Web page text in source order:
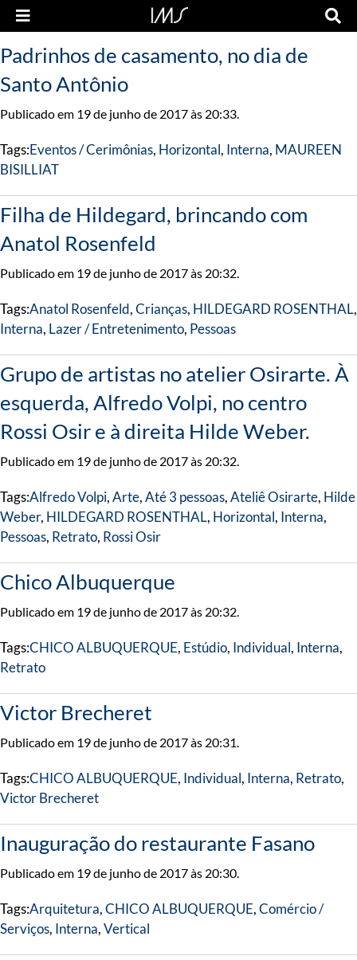
Padrinhos de casamento, no dia de
Santo Antônio
Publicado em 19 de junho de 2017 às 20:33.
Tags:Eventos / Cerimônias, Horizontal, Interna, MAUREEN
BISILLIAT
Filha de Hildegard, brincando com
Anatol Rosenfeld
Publicado em 19 de junho de 2017 às 20:32.
Tags:Anatol Rosenfeld,Crianças, HILDEGARD ROSENTHAL,
Interna, Lazer / Entretenimento, Pessoas
Grupo de artistas no atelier Osirarte. À
esquerda, Alfredo Volpi, no centro
Rossi Osir e à direita Hilde Weber.
Publicado em 19 de junho de 2017 às 20:32.
Tags:Alfredo Volpi,Arte,Até 3 pessoas,Ateliê Osirarte, Hilde
Weber, HILDEGARD ROSENTHAL, Horizontal, Interna,
Pessoas, Retrato, Rossi Osir
Chico Albuquerque
Publicado em 19 de junho de 2017 às 20:32.
Tags:CHICO ALBUQUERQUE, Estúdio, Individual, Interna,
Retrato
Victor Brecheret
Publicado em 19 de junho de 2017 às 20:31.
Tags:CHICO ALBUQUERQUE, Individual, Interna, Retrato,
Victor Brecheret
Inauguração do restaurante Fasano
Publicado em 19 de junho de 2017 às 20:30.
Tags:Arquitetura,CHICO ALBUQUERQUE,Comércio /
Serviços, Interna,Vertical